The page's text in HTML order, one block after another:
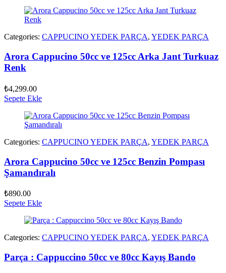
Categories: CAPPUCINO YEDEK PARÇA, YEDEK PARÇA
Arora Cappucino 50cc ve 125cc Arka Jant Turkuaz
Renk
₺4,299.00
Sepete Ekle
Categories: CAPPUCINO YEDEK PARÇA, YEDEK PARÇA
Arora Cappucino 50cc ve 125cc Benzin Pompası
Şamandıralı
₺890.00
Sepete Ekle
Categories: CAPPUCINO YEDEK PARÇA, YEDEK PARÇA
Parça : Cappuccino 50cc ve 80cc Kayış Bando